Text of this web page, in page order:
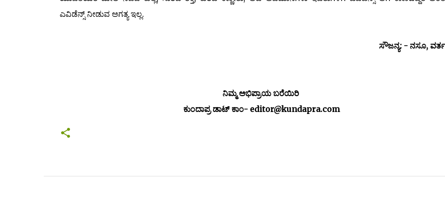
ಎವಿಡೆನ್ಸ್ ನೀಡುವ ಅಗತ್ಯ ಇಲ್ಲ.
ಸೌಜನ್ಯ: - ನಸೂ,
ನಿಮ್ಮ ಅಭಿಪ್ರಾಯ ಬರೆಯಿರಿ
ಕುಂದಾಪ್ರ ಡಾಟ್ ಕಾಂ- editor@kundapra.com